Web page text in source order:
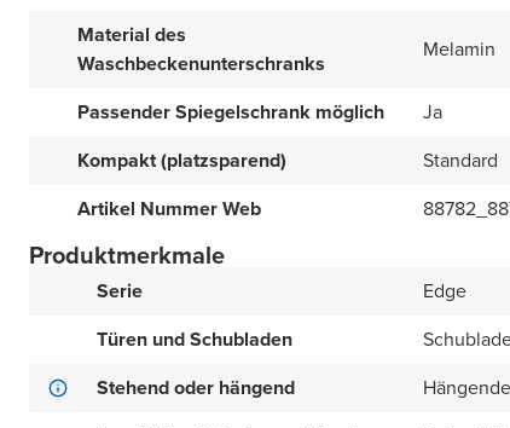
Material des
Waschbeckenunterschranks
Melamin
Passender Spiegelschrank möglich
Ja
Kompakt (platzsparend)
Standard
Artikel Nummer Web
Produktmerkmale
Serie
Edge
Türen und Schubladen
Stehend oder hängend